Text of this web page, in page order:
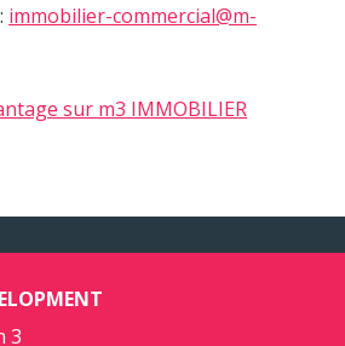
immobilier-commercial@m-
sur m3 IMMOBILIER
3